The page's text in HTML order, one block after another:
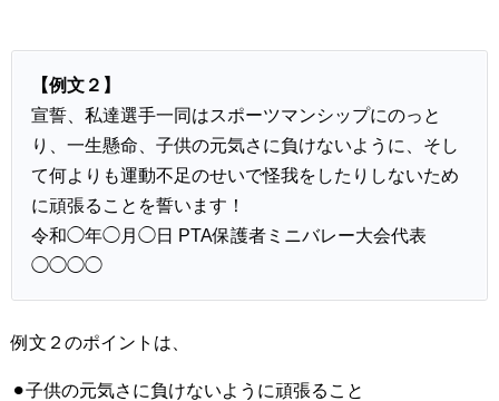
【例文２】
宣誓、私達選手一同はスポーツマンシップにのっと
り、一生懸命、子供の元気さに負けないように、そし
て何よりも運動不足のせいで怪我をしたりしないため
に頑張ることを誓います！
令和◯年◯月◯日 PTA保護者ミニバレー大会代表
◯◯◯◯
例文２のポイントは、
⚫︎子供の元気さに負けないように頑張ること